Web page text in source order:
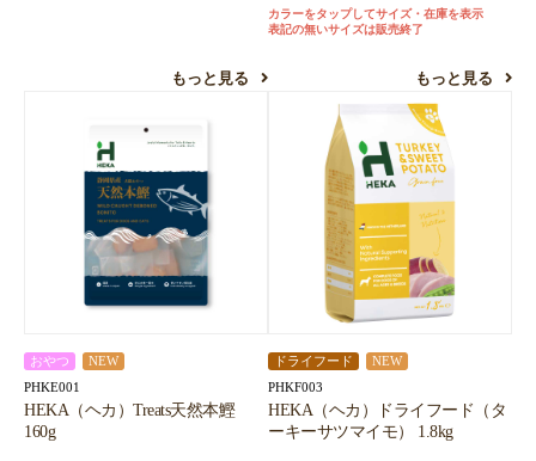
もっと見る
カラーをタップしてサイズ・在庫を表示
表記の無いサイズは販売終了
もっと見る
おやつ NEW
PHKE001
HEKA（ヘカ）Treats天然本鰹
160g
ドライフード NEW
PHKF003
HEKA（ヘカ）ドライフード（タ
ーキーサツマイモ） 1.8kg
カートへ進む